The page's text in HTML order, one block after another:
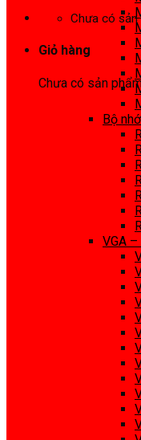
Chưa có sản
Giỏ hàng
Chưa có sản
Bộ
VGA –